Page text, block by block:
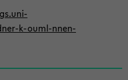
k-ouml-nnen-